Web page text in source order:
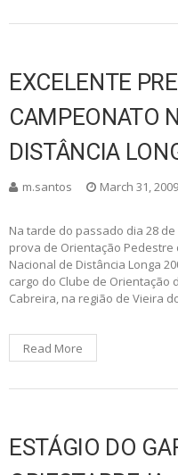
EXCELENTE
CAMPEONATO
DISTÂNCIA
m.santos March 31, 2009
Na tarde do passado dia 28
prova de Orientação Pedestre
Nacional de Distância Longa
cargo do Clube de Orientação
Cabreira, na região de Vieira
Read More
ESTÁGIO DO